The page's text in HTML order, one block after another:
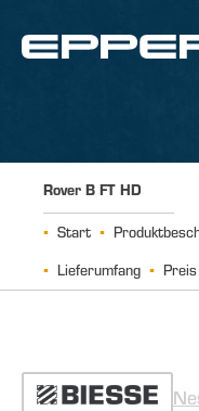
Rover B FT HD
Start
Lieferumfang
Preis